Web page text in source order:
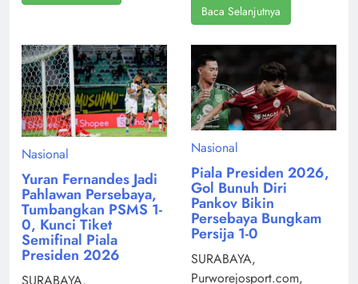
Baca Selanjutnya
Nasional
Yuran Fernandes Jadi
Pahlawan Persebaya,
Tumbangkan PSMS 1-
0, Kunci Tiket
Semifinal Piala
Presiden 2026
Nasional
Piala Presiden 2026,
Gol Bunuh Diri
Pankov Bikin
Persebaya Bungkam
Persija 1-0
SURABAYA,
Purworejosport.com,